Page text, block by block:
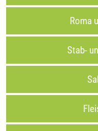
Roma
Stab-